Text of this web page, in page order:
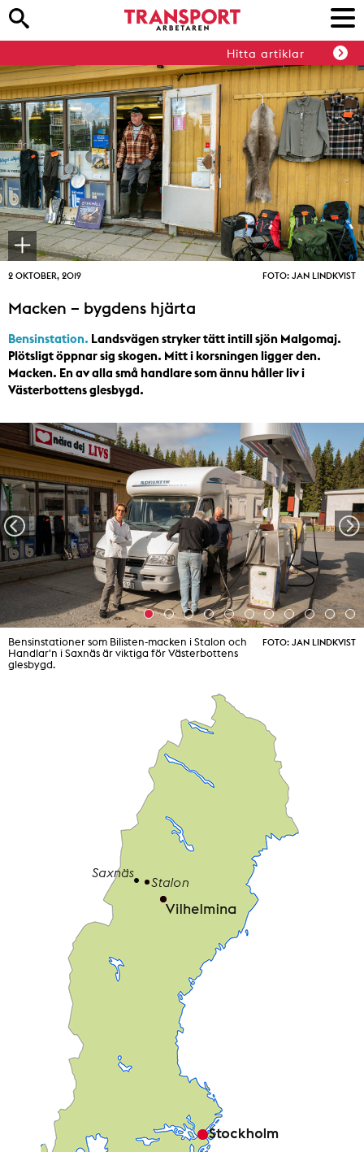
Hitta artiklar
2 OKTOBER, 2019 FOTO: JAN LINDKVIST
Macken – bygdens hjärta
Bensinstation. Landsvägen stryker tätt intill sjön Malgomaj.
Plötsligt öppnar sig skogen. Mitt i korsningen ligger den.
Macken. En av alla små handlare som ännu håller liv i
Västerbottens glesbygd.
BildBildBildBildBildBildBildBildBildBild
Bild 1
Bensinstationer som Bilisten-macken i Stalon och
Handlar'n i Saxnäs är viktiga för Västerbottens
glesbygd.
FOTO: JAN LINDKVIST